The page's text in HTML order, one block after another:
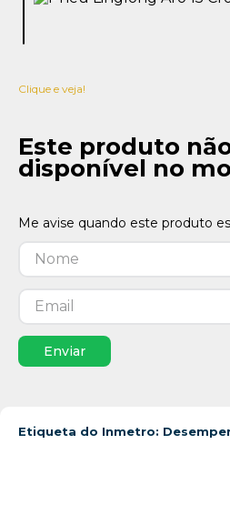
Clique e veja!
Este produto
disponível no
Enviar
Etiqueta do Inmetro: